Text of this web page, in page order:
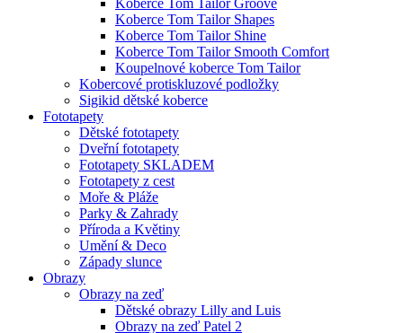
Koberce Tom Tailor Shapes
Koberce Tom Tailor Shine
Koberce Tom Tailor Smooth Comfort
Koupelnové koberce Tom Tailor
Kobercové protiskluzové podložky
Sigikid dětské koberce
Fototapety
Dětské fototapety
Dveřní fototapety
Fototapety SKLADEM
Fototapety z cest
Moře & Pláže
Parky & Zahrady
Příroda a Květiny
Umění & Deco
Západy slunce
Obrazy
Obrazy na zeď
Dětské obrazy Lilly and Luis
Obrazy na zeď Patel 2